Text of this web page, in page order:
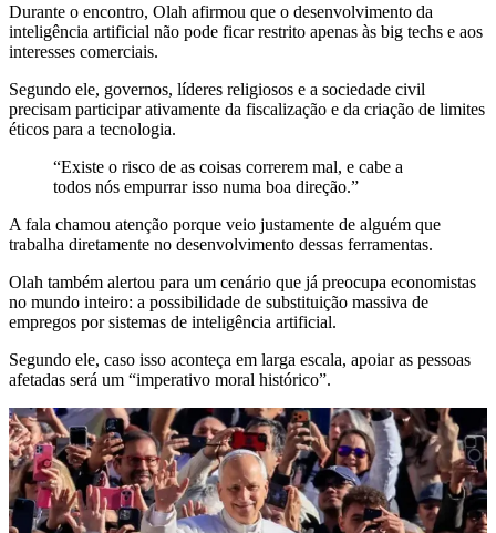
Durante o encontro, Olah afirmou que o desenvolvimento da
inteligência artificial não pode ficar restrito apenas às big techs e aos
interesses comerciais.
Segundo ele, governos, líderes religiosos e a sociedade civil
precisam participar ativamente da fiscalização e da criação de limites
éticos para a tecnologia.
“Existe o risco de as coisas correrem mal, e cabe a
todos nós empurrar isso numa boa direção.”
A fala chamou atenção porque veio justamente de alguém que
trabalha diretamente no desenvolvimento dessas ferramentas.
Olah também alertou para um cenário que já preocupa economistas
no mundo inteiro: a possibilidade de substituição massiva de
empregos por sistemas de inteligência artificial.
Segundo ele, caso isso aconteça em larga escala, apoiar as pessoas
afetadas será um “imperativo moral histórico”.